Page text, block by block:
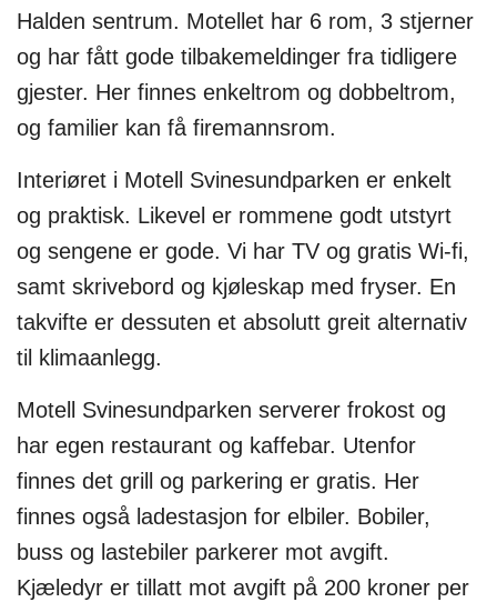
Halden sentrum. Motellet har 6 rom, 3 stjerner
og har fått gode tilbakemeldinger fra tidligere
gjester. Her finnes enkeltrom og dobbeltrom,
og familier kan få firemannsrom.
Interiøret i Motell Svinesundparken er enkelt
og praktisk. Likevel er rommene godt utstyrt
og sengene er gode. Vi har TV og gratis Wi-fi,
samt skrivebord og kjøleskap med fryser. En
takvifte er dessuten et absolutt greit alternativ
til klimaanlegg.
Motell Svinesundparken serverer frokost og
har egen restaurant og kaffebar. Utenfor
finnes det grill og parkering er gratis. Her
finnes også ladestasjon for elbiler. Bobiler,
buss og lastebiler parkerer mot avgift.
Kjæledyr er tillatt mot avgift på 200 kroner per